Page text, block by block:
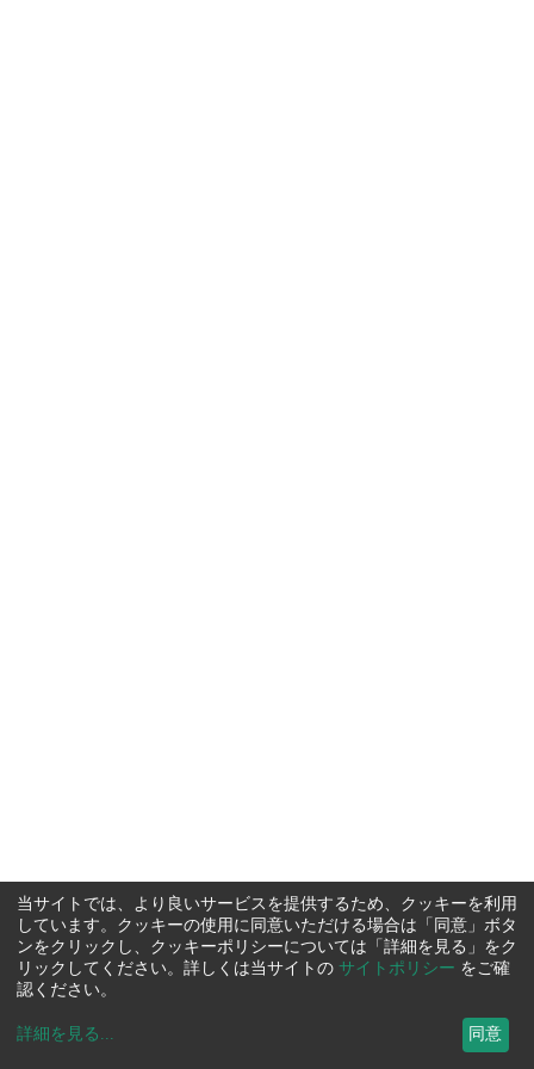
当サイトでは、より良いサービスを提供するため、クッキーを利用
しています。クッキーの使用に同意いただける場合は「同意」ボタ
ンをクリックし、クッキーポリシーについては「詳細を見る」をク
リックしてください。詳しくは当サイトの サイトポリシー をご確
認ください。
詳細を見る ... 同意